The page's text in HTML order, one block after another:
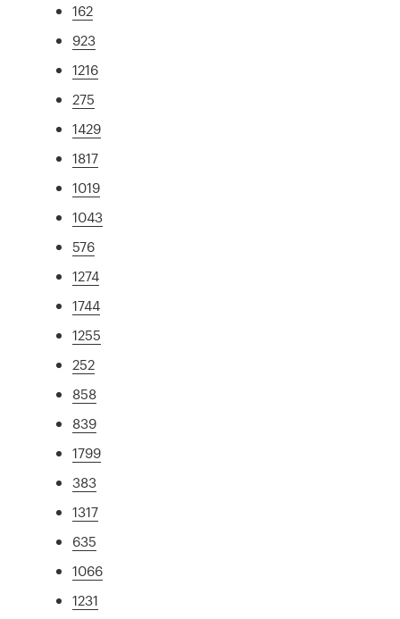
162
923
1216
275
1429
1817
1019
1043
576
1274
1744
1255
252
858
839
1799
383
1317
635
1066
1231